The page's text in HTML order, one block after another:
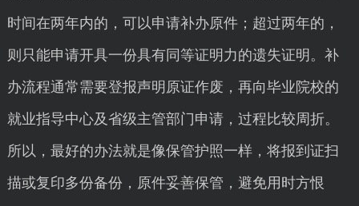
时间在两年内的，可以申请补办原件；超过两年的，
则只能申请开具一份具有同等证明力的遗失证明。补
办流程通常需要登报声明原证作废，再向毕业院校的
就业指导中心及省级主管部门申请，过程比较周折。
所以，最好的办法就是像保管护照一样，将报到证扫
描或复印多份备份，原件妥善保管，避免用时方恨